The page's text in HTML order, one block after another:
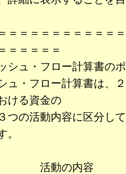
＝＝＝＝＝＝＝＝＝＝
＝＝＝＝＝
シュ・フロー計算書の
ュ・フロー計算書は、
ける資金の
つの活動内容に区分し
。
の内容 貸借